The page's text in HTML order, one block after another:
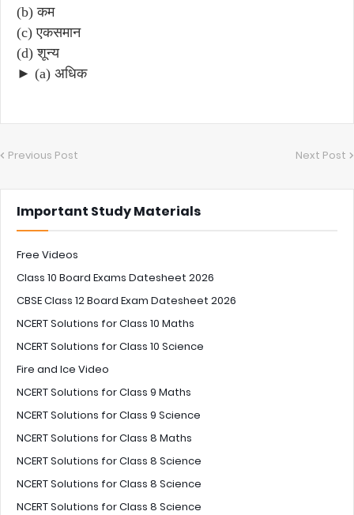
(b) कम
(c) एकसमान
(d) शून्य
► (a) अधिक
Previous Post Next Post
Important Study Materials
Free Videos
Class 10 Board Exams Datesheet 2026
CBSE Class 12 Board Exam Datesheet 2026
NCERT Solutions for Class 10 Maths
NCERT Solutions for Class 10 Science
Fire and Ice Video
NCERT Solutions for Class 9 Maths
NCERT Solutions for Class 9 Science
NCERT Solutions for Class 8 Maths
NCERT Solutions for Class 8 Science
NCERT Solutions for Class 8 Science
NCERT Solutions for Class 8 Science